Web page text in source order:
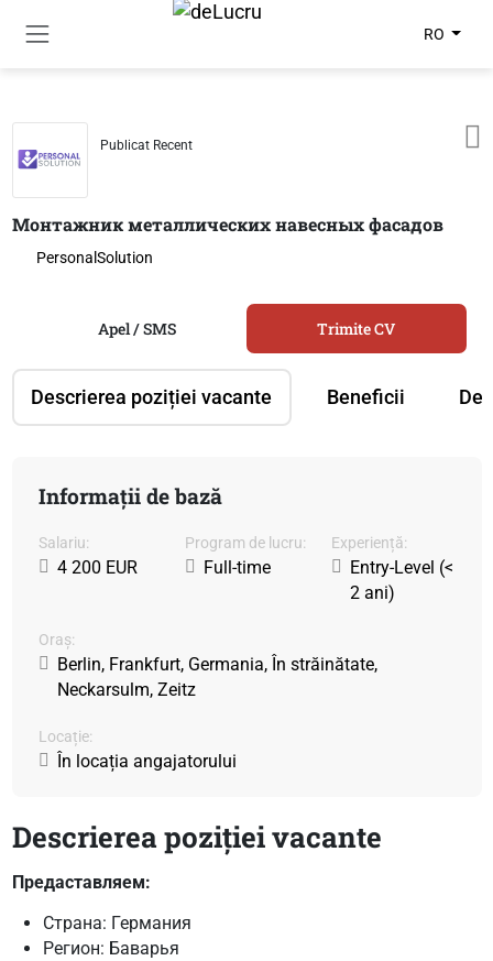
RO
Publicat Recent
Монтажник металлических навесных фасадов
PersonalSolution
Descrierea poziției vacante Beneficii
Apel / SMS Trimite CV
Informații de bază
Salariu:
4 200 EUR
Program de lucru:
Full-time
Experiență:
Entry-Level (<
2 ani)
Oraș:
Berlin, Frankfurt, Germania, În străinătate,
Neckarsulm, Zeitz
Locație:
În locația angajatorului
Descrierea poziției vacante
Предаставляем:
Страна: Германия
Регион: Баварья